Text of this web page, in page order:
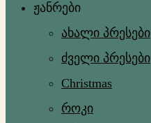
ჟანრები
ახალი პრესები
ძველი პრესები
Christmas
როკი